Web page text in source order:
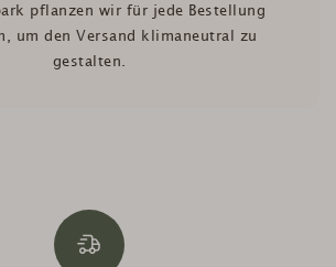
pflanzen wir für jede Bestellung
um den Versand klimaneutral zu
gestalten.